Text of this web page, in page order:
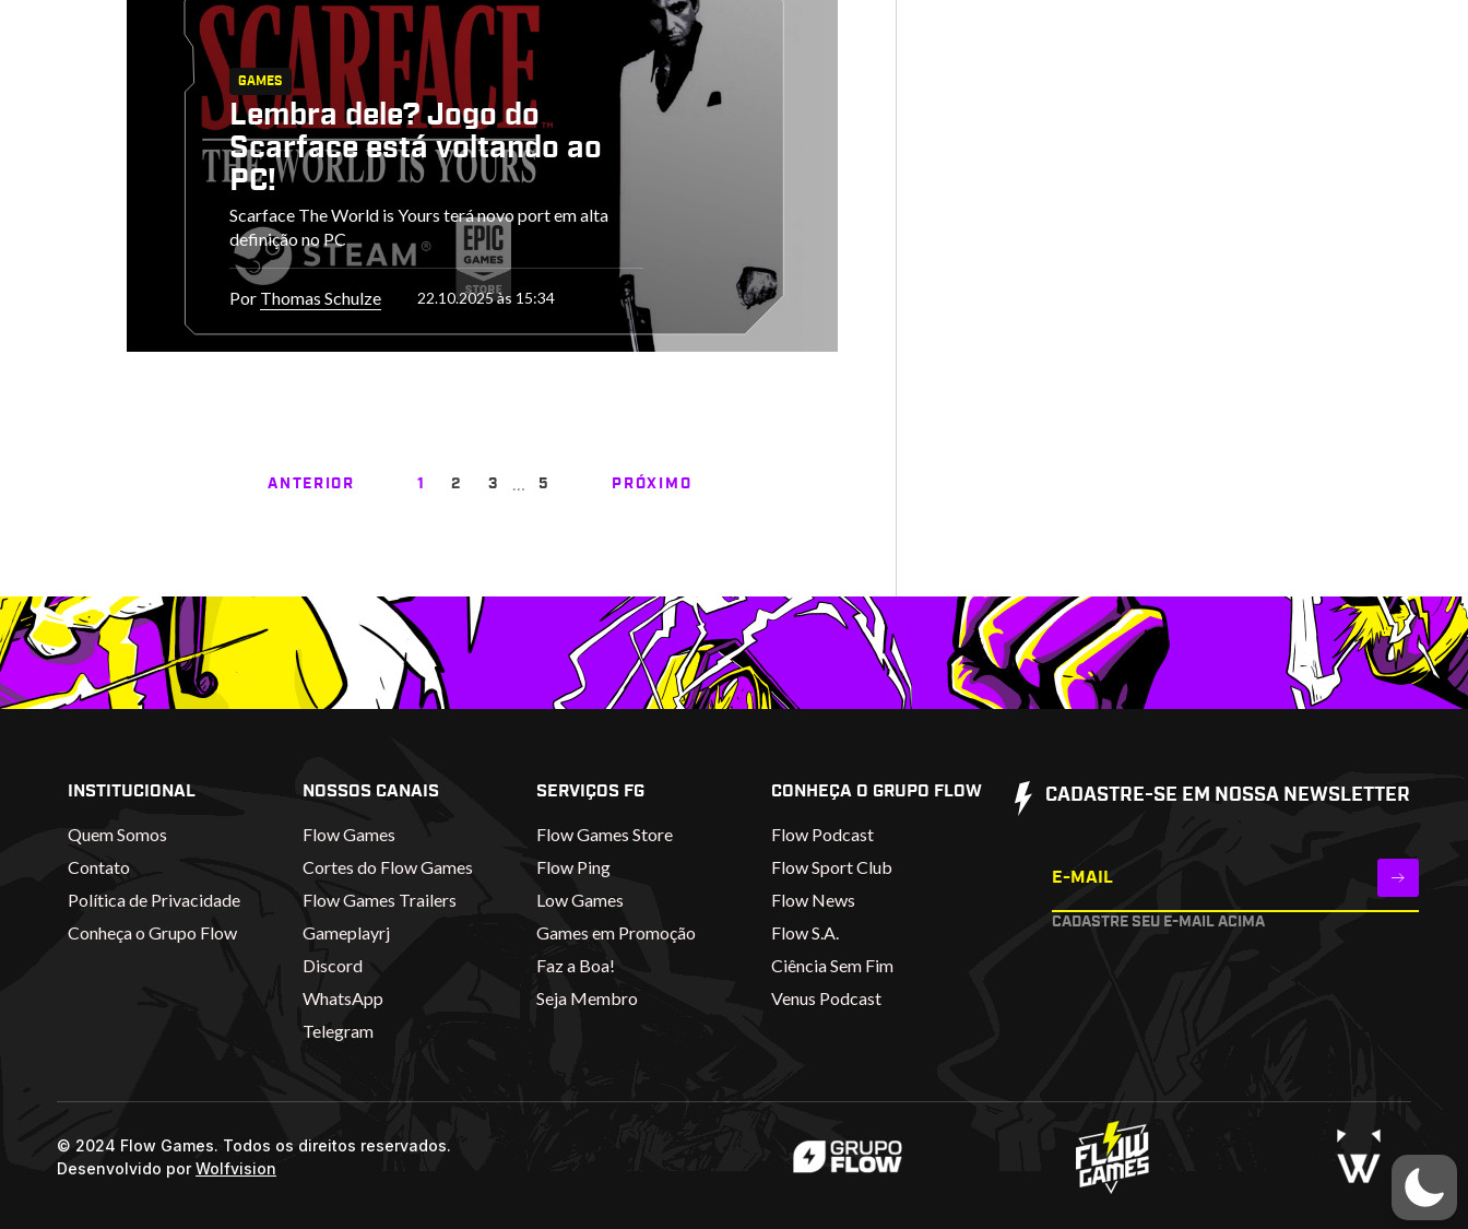
GAMES
Lembra dele? Jogo do
Scarface está voltando ao
PC!
Scarface The World is Yours terá novo port em alta
definição no PC
Por Thomas Schulze 22.10.2025 às 15:34
ANTERIOR 1 2 3 … 5 PRÓXIMO
INSTITUCIONAL
Quem Somos
Contato
Política de Privacidade
Conheça o Grupo Flow
NOSSOS CANAIS
Flow Games
Cortes do Flow Games
Flow Games Trailers
Gameplayrj
Discord
WhatsApp
Telegram
SERVIÇOS FG
Flow Games Store
Flow Ping
Low Games
Games em Promoção
Faz a Boa!
Seja Membro
CONHEÇA O GRUPO FLOW
Flow Podcast
Flow Sport Club
Flow News
Flow S.A.
Ciência Sem Fim
Venus Podcast
CADASTRE-SE EM NOSSA NEWSLETTER
E-MAIL
CADASTRE SEU E-MAIL ACIMA
© 2024 Flow Games. Todos os direitos reservados.
Desenvolvido porWolfvision